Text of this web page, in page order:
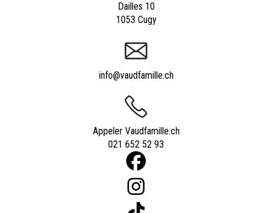
Dailles 10
1053 Cugy
info@vaudfamille.ch
Appeler Vaudfamille.ch
021 652 52 93